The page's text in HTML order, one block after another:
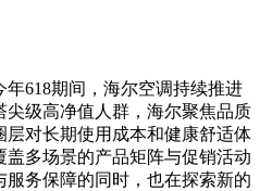
618期间，海尔空调持续推进
级高净值人群，海尔聚焦品质
对长期使用成本和健康舒适体
多场景的产品矩阵与促销活动
务保障的同时，也在探索新的